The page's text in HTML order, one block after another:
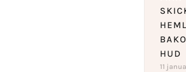
HUD
11